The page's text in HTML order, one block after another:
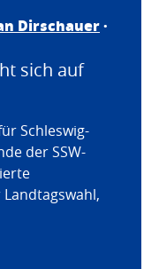
Dirschauer·
sich auf
Schleswig-
der SSW-